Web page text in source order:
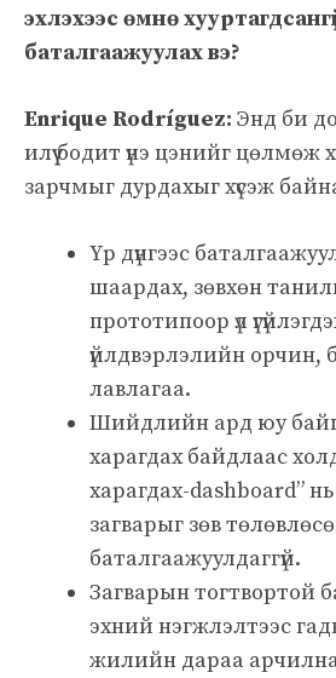
эхлэхээс өмнө
баталгаажуулах вэ?
Enrique Rodríguez: Энд би
илүү бодит үнэ цэнийг цөлмөж
зарчмыг дурдахыг хүсэж
Үр дүнгээс
шаардах, зөвхөн
прототипоор үл
үйлдвэрлэлийн орчин,
лавлагаа.
Шийдлийн ард юу
харагдах байдлаас
харагдах-dashboard”
загварыг зөв
баталгаажуулдаггүй.
Загварын тогтвортой
эхний нэгжлэлтээс
жилийн дараа